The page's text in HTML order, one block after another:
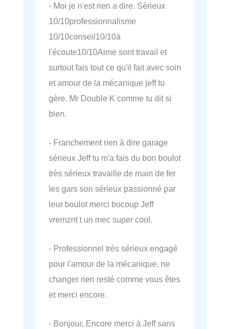
- Moi je n'est rien a dire. Sérieux
10/10professionnalisme
10/10conseil10/10à
l'écoute10/10Aime sont travail et
surtout fais tout ce qu'il fait avec soin
et amour de la mécanique jeff tu
gère. Mr Double K comme tu dit si
bien.
- Franchement rien à dire garage
sérieux Jeff tu m'a fais du bon boulot
très sérieux travaille de main de fer
les gars son sérieux passionné par
leur boulot merci bocoup Jeff
vremznt t un mec super cool.
- Professionnel très sérieux engagé
pour l'amour de la mécanique, ne
changer rien resté comme vous êtes
et merci encore.
- Bonjour, Encore merci à Jeff sans